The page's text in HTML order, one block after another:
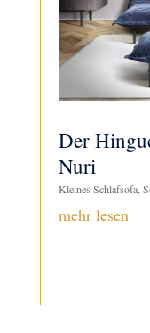
Der
Nuri
Kleines Schlafsofa,
mehr lesen